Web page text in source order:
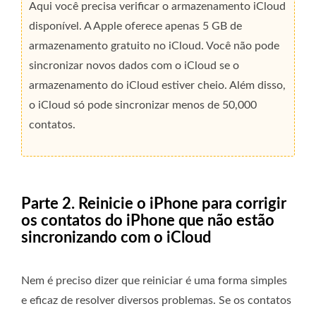
Aqui você precisa verificar o armazenamento iCloud
disponível. A Apple oferece apenas 5 GB de
armazenamento gratuito no iCloud. Você não pode
sincronizar novos dados com o iCloud se o
armazenamento do iCloud estiver cheio. Além disso,
o iCloud só pode sincronizar menos de 50,000
contatos.
Parte 2. Reinicie o iPhone para corrigir
os contatos do iPhone que não estão
sincronizando com o iCloud
Nem é preciso dizer que reiniciar é uma forma simples
e eficaz de resolver diversos problemas. Se os contatos